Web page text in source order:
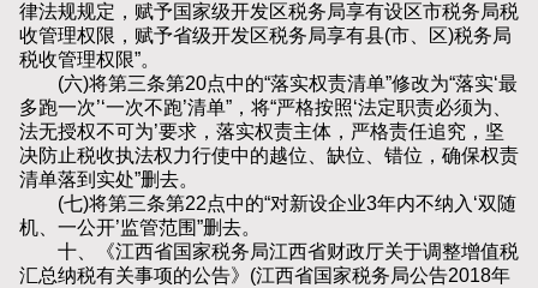
律法规规定，赋予国家级开发区税务局享有设区市税务局税
收管理权限，赋予省级开发区税务局享有县(市、区)税务局
税收管理权限”。
(六)将第三条第20点中的“落实权责清单”修改为“落实‘最
多跑一次’‘一次不跑’清单”，将“严格按照‘法定职责必须为、
法无授权不可为’要求，落实权责主体，严格责任追究，坚
决防止税收执法权力行使中的越位、缺位、错位，确保权责
清单落到实处”删去。
(七)将第三条第22点中的“对新设企业3年内不纳入‘双随
机、一公开’监管范围”删去。
十、《江西省国家税务局江西省财政厅关于调整增值税
汇总纳税有关事项的公告》(江西省国家税务局公告2018年